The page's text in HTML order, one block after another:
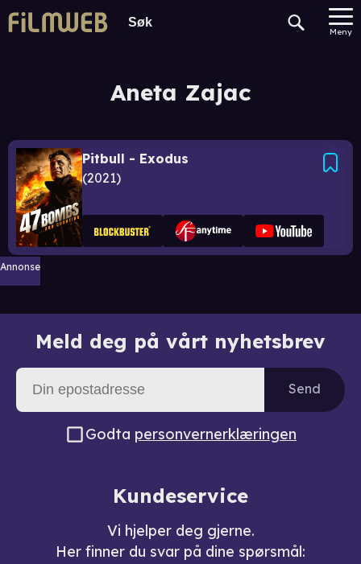
Meny
Aneta Zajac
Pitbull - Exodus
2021
Annonse
Meld deg på vårt nyhetsbrev
Send
Godta personvernerklæringen
Kundeservice
Vi hjelper deg gjerne.
Her finner du svar på dine spørsmål: